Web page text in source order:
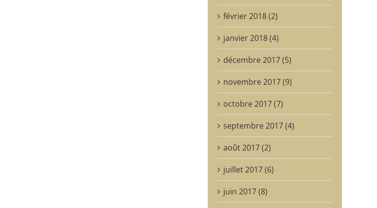
février 2018 (2)
janvier 2018 (4)
décembre 2017 (5)
novembre 2017 (9)
octobre 2017 (7)
septembre 2017 (4)
août 2017 (2)
juillet 2017 (6)
juin 2017 (8)